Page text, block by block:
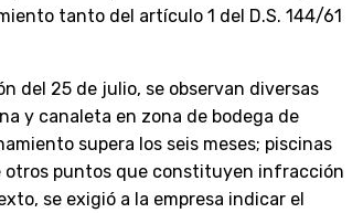
tanto del artículo 1 del D.S. 144/61
del 25 de julio, se observan diversas
y canaleta en zona de bodega de
supera los seis meses; piscinas
otros puntos que constituyen infracción
se exigió a la empresa indicar el